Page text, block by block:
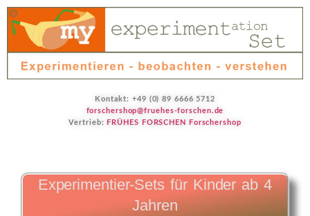
Kontakt: +49 (0) 89 6666 5712
forschershop@fruehes-forschen.de
Vertrieb:
FRÜHES FORSCHEN Forschershop
Experimentier-Sets für Kinder ab 4
Jahren